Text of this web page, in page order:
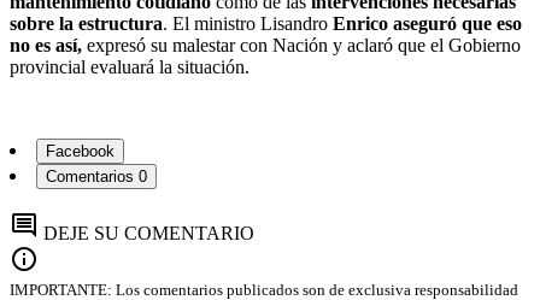
sobre la estructura. El ministro Lisandro Enrico aseguró que eso
no es así, expresó su malestar con Nación y aclaró que el Gobierno
provincial evaluará la situación.
Facebook
Comentarios 0
comment DEJE SU COMENTARIO
info
IMPORTANTE: Los comentarios publicados son de exclusiva responsabilidad